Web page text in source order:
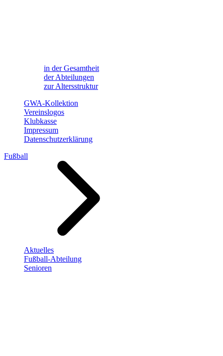
in der Gesamtheit
der Abteilungen
zur Altersstruktur
GWA-Kollektion
Vereinslogos
Klubkasse
Impressum
Datenschutzerklärung
Fußball
Aktuelles
Fußball-Abteilung
Senioren